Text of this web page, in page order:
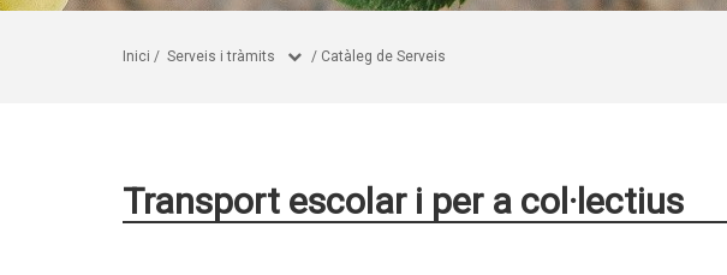
Inici / Serveis i tràmits / Catàleg de Serveis
Transport escolar i per a col·lectius